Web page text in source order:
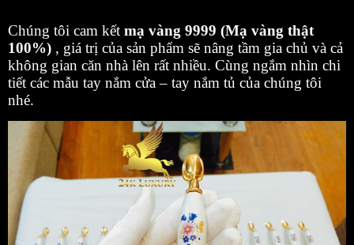
Chúng tôi cam kết mạ vàng 9999 (Mạ vàng thật
100%) , giá trị của sản phẩm sẽ nâng tầm gia chủ và cả
không gian căn nhà lên rất nhiều. Cùng ngắm nhìn chi
tiết các mẫu tay nắm cửa – tay nắm tủ của chúng tôi
nhé.